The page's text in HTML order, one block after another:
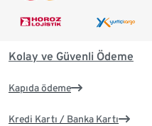
Kolay ve Güvenli Ödeme
Kapıda ödeme
Kredi Kartı / Banka Kartı